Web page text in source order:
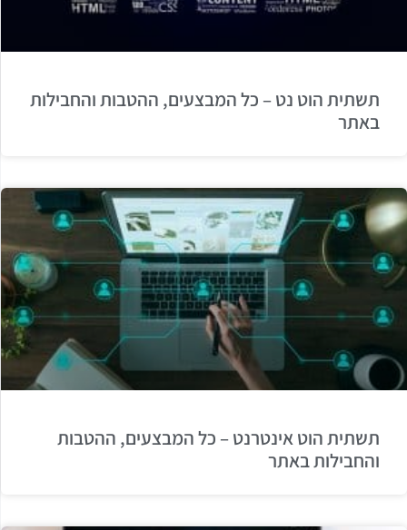
תשתית הוט נט – כל המבצעים, ההטבות והחבילות
באתר
תשתית הוט אינטרנט – כל המבצעים, ההטבות
והחבילות באתר